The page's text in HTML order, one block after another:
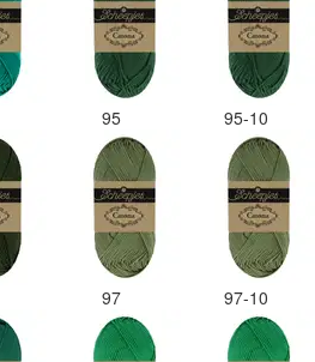
95 95-10
97 97-10